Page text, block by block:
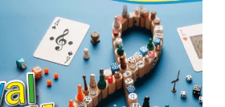
GOURMAND
CULTUREL